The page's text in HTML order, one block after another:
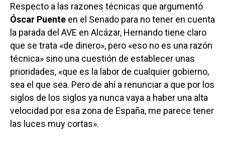
Respecto a las razones técnicas que argumentó
Óscar Puente en el Senado para no tener en cuenta
la parada del AVE en Alcázar, Hernando tiene claro
que se trata «de dinero», pero «eso no es una razón
técnica» sino una cuestión de establecer unas
prioridades, «que es la labor de cualquier gobierno,
sea el que sea. Pero de ahí a renunciar a que por los
siglos de los siglos ya nunca vaya a haber una alta
velocidad por esa zona de España, me parece tener
las luces muy cortas».